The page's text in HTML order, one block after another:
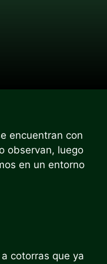
encuentran con
observan, luego
en un entorno
cotorras que ya